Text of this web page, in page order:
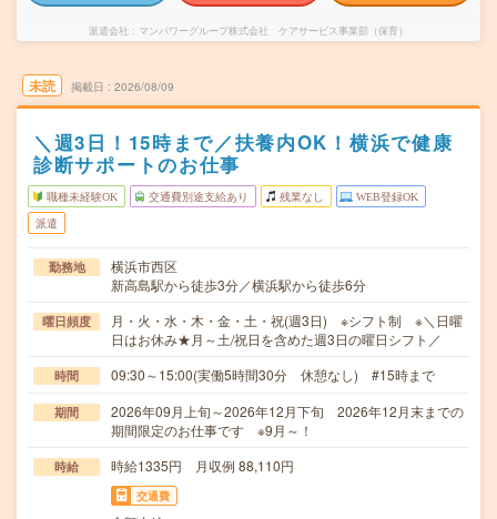
派遣会社 マンパワーグループ株式会社 ケアサービス事業部（保育）
未読 掲載日 2026/08/09
＼週3日！15時まで／扶養内OK！横浜で健康
診断サポートのお仕事
職種未経験OK 交通費別途支給あり 残業なし WEB登録OK
派遣
勤務地
横浜市西区
新高島駅から徒歩3分／横浜駅から徒歩6分
曜日頻度
月・火・水・木・金・土・祝(週3日) ※シフト制 ※＼日曜
日はお休み★月～土/祝日を含めた週3日の曜日シフト／
時間 09:30～15:00(実働5時間30分 休憩なし) #15時まで
期間
2026年09月上旬～2026年12月下旬 2026年12月末までの
期間限定のお仕事です ※9月～！
時給 時給1335円 月収例 88,110円
交通費